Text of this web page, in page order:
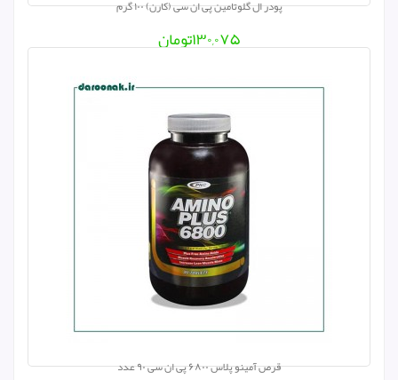
پودر ال گلوتامین پی ان سی (کارن) ۱۰۰ گرم
۱۳۰,۰۷۵تومان
قرص آمینو پلاس ۶۸۰۰ پی ان سی ۹۰ عدد